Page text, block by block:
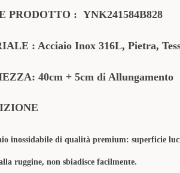
PRODOTTO : YNK241584B828
: Acciaio Inox 316L, Pietra,
40cm + 5cm di Allungamento
inossidabile di qualità premium: superficie
ruggine, non sbiadisce facilmente.